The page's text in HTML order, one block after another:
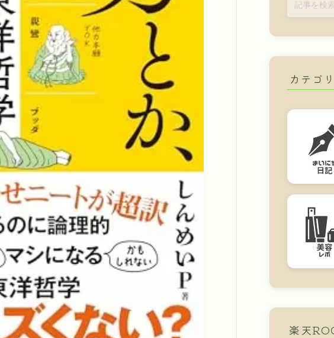
カテゴリ
楽天